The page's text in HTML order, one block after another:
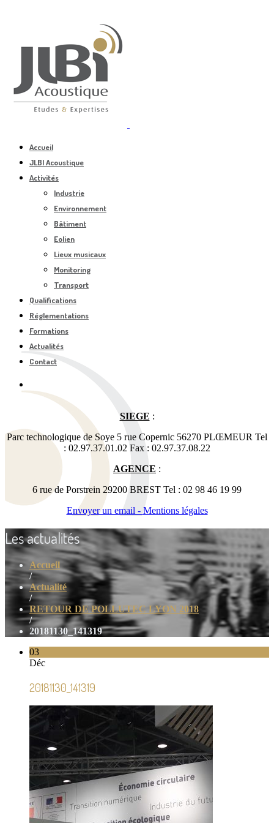
Accueil
JLBI Acoustique
Activités
Industrie
Environnement
Bâtiment
Eolien
Lieux musicaux
Monitoring
Transport
Qualifications
Réglementations
Formations
Actualités
Contact
SIEGE :
Parc technologique de Soye 5 rue Copernic 56270 PLŒMEUR Tel
: 02.97.37.01.02 Fax : 02.97.37.08.22
AGENCE :
6 rue de Porstrein 29200 BREST Tel : 02 98 46 19 99
Envoyer un email - Mentions légales
Les actualités
Accueil
/
Actualité
/
RETOUR DE POLLUTEC LYON 2018
/
20181130_141319
03
Déc
20181130_141319